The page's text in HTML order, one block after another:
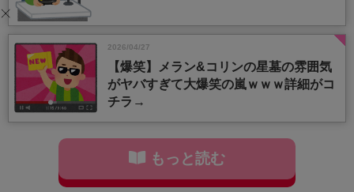
2026/04/27
【爆笑】メラン&コリンの星墓の雰囲気
がヤバすぎて大爆笑の嵐ｗｗｗ詳細がコ
チラ→
もっと読む